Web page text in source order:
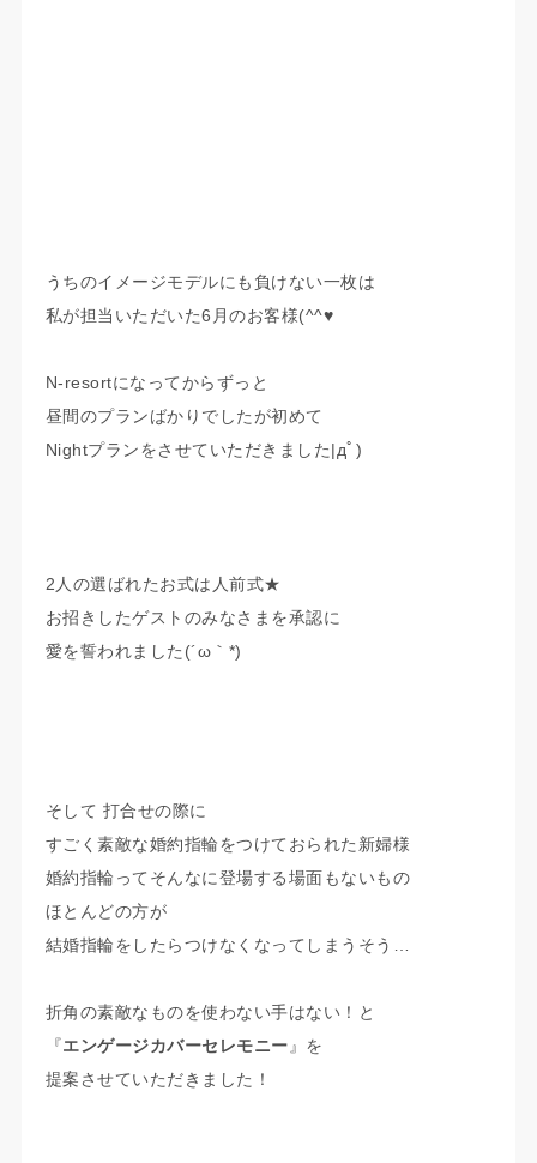
うちのイメージモデルにも負けない一枚は
私が担当いただいた6月のお客様(^^♥
N-resortになってからずっと
昼間のプランばかりでしたが初めて
Nightプランをさせていただきました|дﾟ)
2人の選ばれたお式は人前式★
お招きしたゲストのみなさまを承認に
愛を誓われました(´ω｀*)
そして 打合せの際に
すごく素敵な婚約指輪をつけておられた新婦様
婚約指輪ってそんなに登場する場面もないもの
ほとんどの方が
結婚指輪をしたらつけなくなってしまうそう…
折角の素敵なものを使わない手はない！と
『エンゲージカバーセレモニー』を
提案させていただきました！